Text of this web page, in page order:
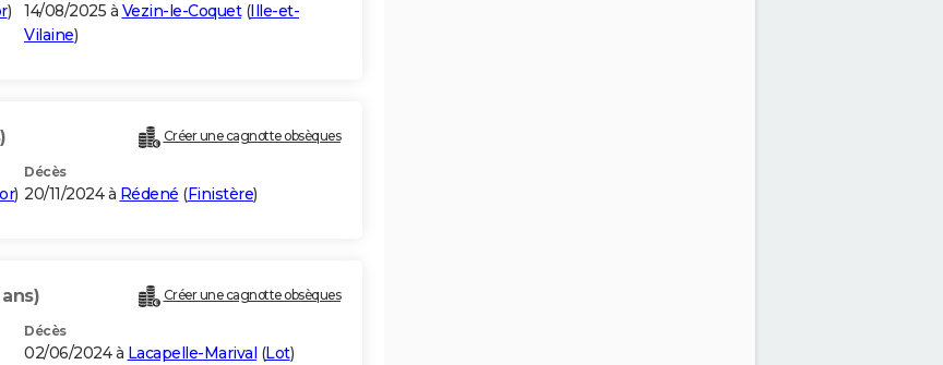
) 14/08/2025 à Vezin-le-Coquet(Ille-et-
Vilaine)
Créer une cagnotte obsèques
)
Décès
20/11/2024 à Rédené (Finistère)
Créer une cagnotte obsèques
Décès
02/06/2024 à Lacapelle-Marival (Lot)